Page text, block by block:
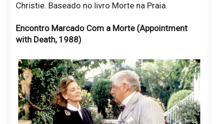
Christie. Baseado no livro Morte na Praia.
Encontro Marcado Com a Morte (Appointment
with Death, 1988)